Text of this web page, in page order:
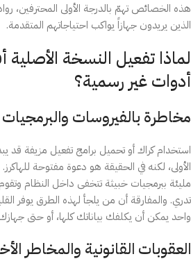
هذه الخصائص تهمّ بالدرجة الأولى المحترفين، رواد
الذين يريدون جهازاً يواكب احتياجاتهم المتقدمة.
لماذا تفعيل النسخة
أدوات غير رسمية؟
مخاطرة بالفيروسات والبرمجيات
استخدام كراك أو تحميل برامج تفعيل مزيفة قد
الأولى، لكنه في الحقيقة هو دعوة مفتوحة
مليئة ببرمجيات خبيثة تتخفى داخل النظام
تدري. والمفارقة أن من يلجأ لهذه الطرق يوفر
واحد يمكن أن يكلفك بياناتك كلها، أو حتى
العقوبات القانونية والمخاطر